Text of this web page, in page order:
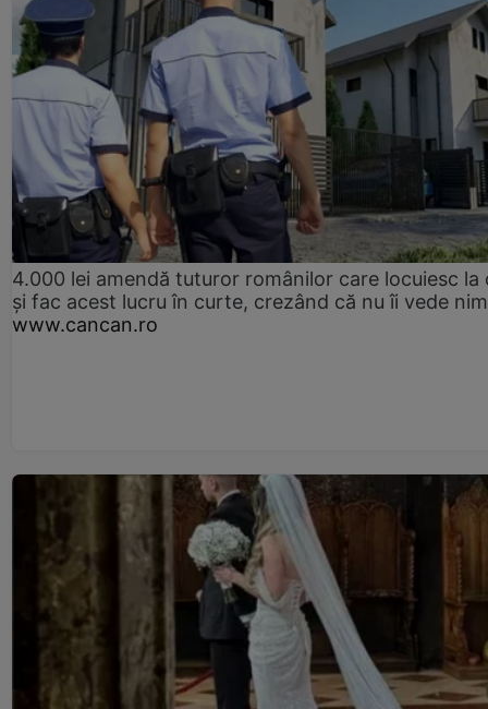
4.000 lei amendă tuturor românilor care locuiesc la
și fac acest lucru în curte, crezând că nu îi vede
www.cancan.ro